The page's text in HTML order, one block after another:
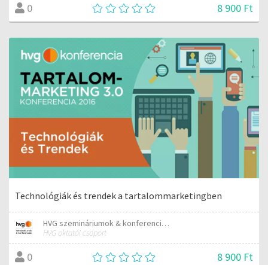
0 8 900 Ft
Technológiák és trendek a tartalommarketingben
HVG szemináriumok & konferenciák
HVG oktatói csoport
0 8 900 Ft